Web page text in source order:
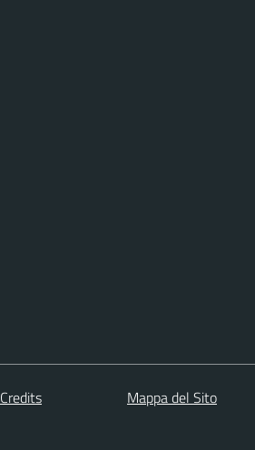
Credits Mappa del Sito